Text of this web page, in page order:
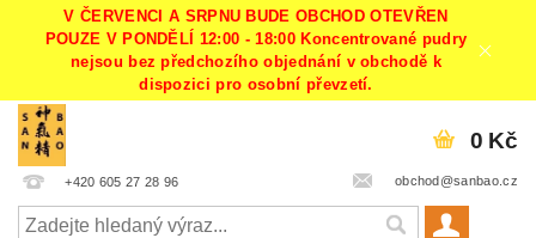
V ČERVENCI A SRPNU BUDE OBCHOD OTEVŘEN
POUZE V PONDĚLÍ 12:00 - 18:00 Koncentrované pudry
nejsou bez předchozího objednání v obchodě k
dispozici pro osobní převzetí.
+420 605 27 28 96 obchod@sanbao.cz
0 Kč